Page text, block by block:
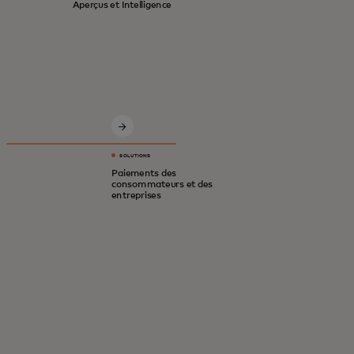
Des solutions novatrices pour une
économie numérique plus sûre et plus
Aperçus et Intelligence
SOLUTIONS
Paiements des
consommateurs et des
entreprises